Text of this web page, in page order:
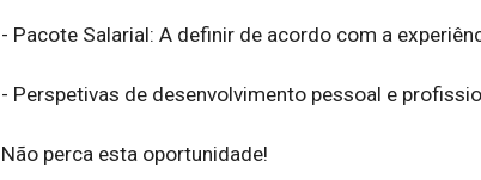
- Pacote Salarial: A definir de acordo com a
- Perspetivas de desenvolvimento pessoal e
Não perca esta oportunidade!